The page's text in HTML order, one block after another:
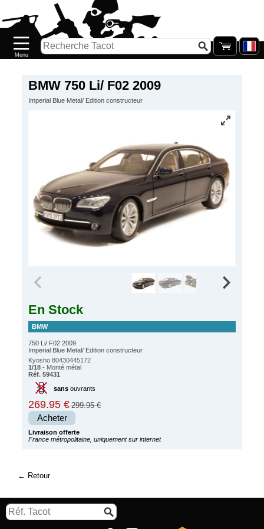
BMW 750 Li/ F02 2009
Imperial Blue Metal/ Edition constructeur
En Stock
BMW
750 Li/ F02 2009
Imperial Blue Metal/ Edition constructeur
Kyosho 80430445172
1/18 - Monté métal
Réf. 59431
sansouvrants
269.95 € 299.95 €
Acheter
Livraison offerte
France métropolitaine, uniquement sur internet
Retour
Nouveautés
Catalogue/Stock
Galerie